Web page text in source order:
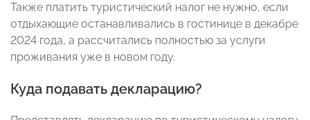
Также платить туристический налог не нужно, если
отдыхающие останавливались в гостинице в декабре
2024 года, а рассчитались полностью за услуги
проживания уже в новом году.
Куда подавать декларацию?